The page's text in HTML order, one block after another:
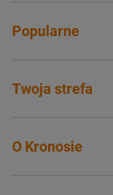
Popularne
Twoja strefa
O Kronosie